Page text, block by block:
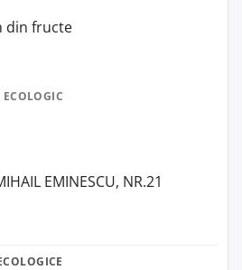
din fructe
EMINESCU, NR.21